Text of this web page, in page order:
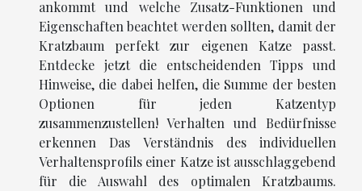
ankommt und welche Zusatz-Funktionen und
Eigenschaften beachtet werden sollten, damit der
Kratzbaum perfekt zur eigenen Katze passt.
Entdecke jetzt die entscheidenden Tipps und
Hinweise, die dabei helfen, die Summe der besten
Optionen für jeden Katzentyp
zusammenzustellen! Verhalten und Bedürfnisse
erkennen Das Verständnis des individuellen
Verhaltensprofils einer Katze ist ausschlaggebend
für die Auswahl des optimalen Kratzbaums.